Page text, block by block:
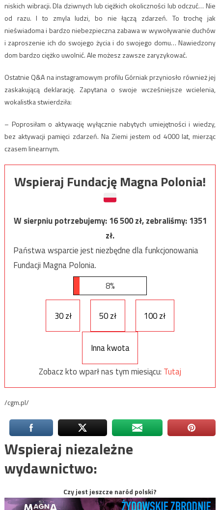
niskich wibracji. Dla dziwnych lub ciężkich okoliczności lub odczuć… Nie
od razu. I to zmyla ludzi, bo nie łączą zdarzeń. To trochę jak
nieświadoma i bardzo niebezpieczna zabawa w wywoływanie duchów
i zaproszenie ich do swojego życia i do swojego domu… Nawiedzony
dom bardzo ciężko uwolnić. Ale możesz zawsze zaryzykować.
Ostatnie Q&A na instagramowym profilu Górniak przyniosło również jej
zaskakującą deklarację. Zapytana o swoje wcześniejsze wcielenia,
wokalistka stwierdziła:
– Poprosiłam o aktywację wyłącznie nabytych umiejętności i wiedzy,
bez aktywacji pamięci zdarzeń. Na Ziemi jestem od 4000 lat, mierząc
czasem linearnym.
Wspieraj Fundację Magna Polonia!
W sierpniu potrzebujemy:16 500zł, zebraliśmy:1351
zł.
Państwa wsparcie jest niezbędne dla funkcjonowania
Fundacji Magna Polonia.
8%
30 zł 50 zł 100 zł
Inna kwota
Zobacz kto wparł nas tym miesiącu: Tutaj
/cgm.pl/
Wspieraj niezależne
wydawnictwo:
Czy jest jeszcze naród polski?